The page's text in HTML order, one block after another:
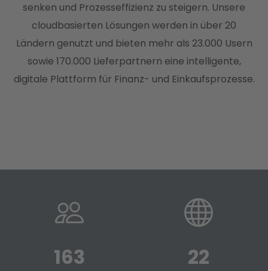
senken und Prozesseffizienz zu steigern. Unsere
cloudbasierten Lösungen werden in über 20
Ländern genutzt und bieten mehr als 23.000 Usern
sowie 170.000 Lieferpartnern eine intelligente,
digitale Plattform für Finanz- und Einkaufsprozesse.
163 22